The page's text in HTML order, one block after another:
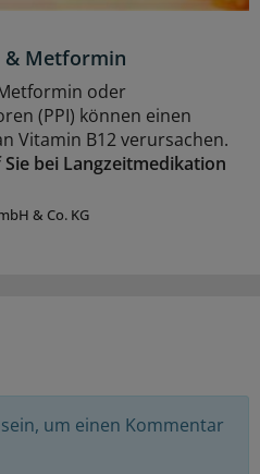
& Metformin
oder
(PPI) können einen
Vitamin B12 verursachen.
bei Langzeitmedikation
& Co. KG
um einen Kommentar